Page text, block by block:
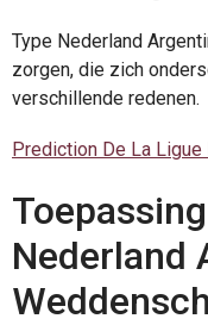
Type Nederland
zorgen, die zich
verschillende redenen.
Prediction De La
Nederland